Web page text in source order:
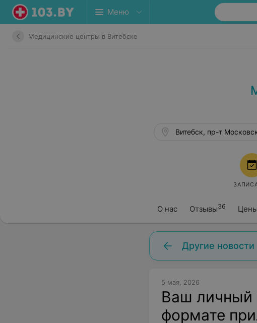
Меню
Медицинские центры в Витебске
О нас Отзывы36 Цены
Витебск, пр-т
Другие новости
5 мая, 2026
Ваш личный
формате